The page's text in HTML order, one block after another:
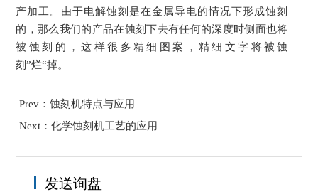
产加工。由于电解蚀刻是在金属导电的情况下形成蚀刻
的，那么我们的产品在蚀刻下去有任何的深度时侧面也将
被蚀刻的，这样很多精细图案，精细文字将被蚀
刻”烂“掉。
Prev：蚀刻机特点与应用
Next：化学蚀刻机工艺的应用
发送询盘